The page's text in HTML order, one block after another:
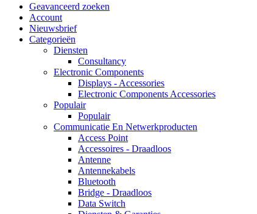
Geavanceerd zoeken
Account
Nieuwsbrief
Categorieën
Diensten
Consultancy
Electronic Components
Displays - Accessories
Electronic Components Accessories
Populair
Populair
Communicatie En Netwerkproducten
Access Point
Accessoires - Draadloos
Antenne
Antennekabels
Bluetooth
Bridge - Draadloos
Data Switch